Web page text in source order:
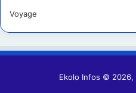
Voyage
Ekolo Infos © 2026,